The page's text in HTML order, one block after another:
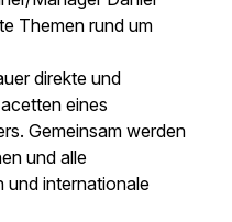
Themen rund um
direkte und
eines
Gemeinsam werden
und alle
und internationale